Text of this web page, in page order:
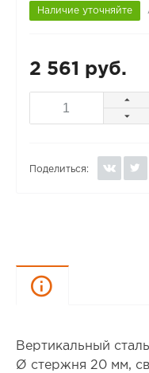
Наличие уточняйте
2 561 руб.
Поделиться:
Вертикальный
Ø стержня 20 мм,